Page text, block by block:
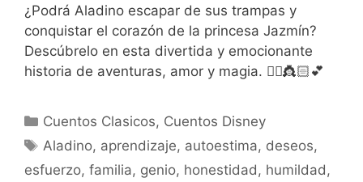
¿Podrá Aladino escapar de sus trampas y
conquistar el corazón de la princesa Jazmín?
Descúbrelo en esta divertida y emocionante
historia de aventuras, amor y magia. 🧞‍♂️👸🏻💕
Categorías
Cuentos Clasicos, Cuentos Disney
Etiquetas
Aladino, aprendizaje, autoestima, deseos,
esfuerzo, familia, genio, honestidad, humildad,